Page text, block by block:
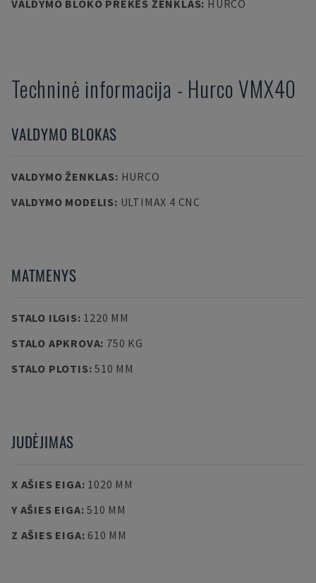
VALDYMO BLOKO PREKĖS ŽENKLAS: HURCO
Techninė informacija - Hurco VMX40
VALDYMO BLOKAS
VALDYMO ŽENKLAS: HURCO
VALDYMO MODELIS: ULTIMAX 4 CNC
MATMENYS
STALO ILGIS: 1220 MM
STALO APKROVA: 750 KG
STALO PLOTIS:510 MM
JUDĖJIMAS
X AŠIES EIGA: 1020 MM
Y AŠIES EIGA:510 MM
Z AŠIES EIGA: 610 MM